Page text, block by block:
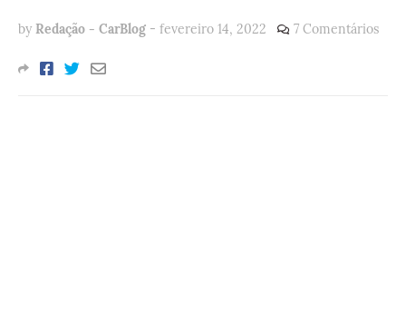
by Redação - CarBlog - fevereiro 14, 2022 7 Comentários